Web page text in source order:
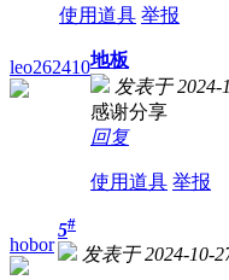
使用道具 举报
leo262410地板
发表于 2024-
感谢分享
回复
使用道具 举报
hobor
5#
发表于 2024-10-